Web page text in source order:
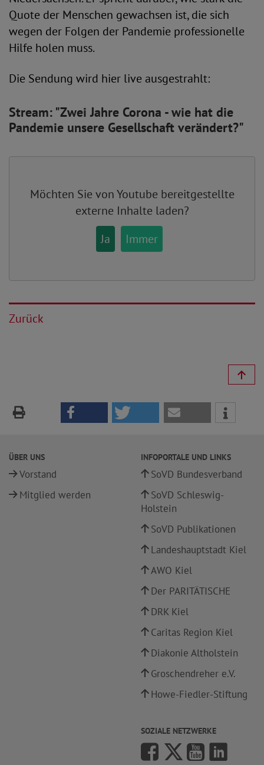
Quote der Menschen gewachsen ist, die sich
wegen der Folgen der Pandemie professionelle
Hilfe holen muss.
Die Sendung wird hier live ausgestrahlt:
Stream: "Zwei Jahre Corona - wie hat die
Pandemie unsere Gesellschaft verändert?"
Möchten Sie vonYoutube bereitgestellte
externe Inhalte laden?
Ja
Immer
Zurück
ÜBER UNS
Vorstand
Mitglied werden
INFOPORTALE UND LINKS
SoVD Bundesverband
SoVD Schleswig-
Holstein
SoVD Publikationen
Landeshauptstadt Kiel
AWO Kiel
Der PARITÄTISCHE
DRK Kiel
Caritas Region Kiel
Diakonie Altholstein
Groschendreher e.V.
Howe-Fiedler-Stiftung
SOZIALE NETZWERKE